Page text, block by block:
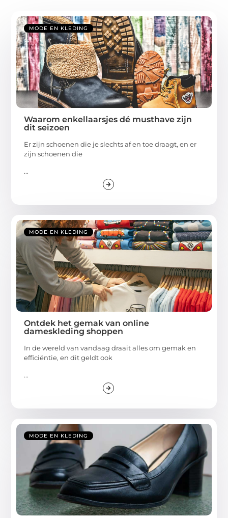
MODE EN KLEDING
Waarom enkellaarsjes dé musthave zijn
dit seizoen
Er zijn schoenen die je slechts af en toe draagt, en er
zijn schoenen die
...
MODE EN KLEDING
Ontdek het gemak van online
dameskleding shoppen
In de wereld van vandaag draait alles om gemak en
efficiëntie, en dit geldt ook
...
MODE EN KLEDING